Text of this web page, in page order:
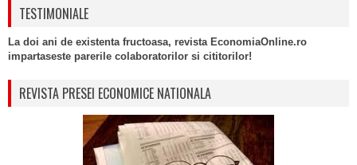
TESTIMONIALE
La doi ani de existenta fructoasa, revista EconomiaOnline.ro
impartaseste parerile colaboratorilor si cititorilor!
REVISTA PRESEI ECONOMICE NATIONALA